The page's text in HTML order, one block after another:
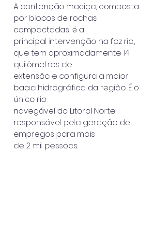
A contenção maciça, composta
por blocos de rochas
compactadas, é a
principal intervenção na foz rio,
que tem aproximadamente 14
quilômetros de
extensão e configura a maior
bacia hidrográfica da região. É o
único rio
navegável do Litoral Norte
responsável pela geração de
empregos para mais
de 2 mil pessoas.